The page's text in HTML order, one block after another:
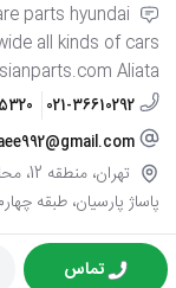
parts hyundai
all kinds of cars
Aliata...
021-36610292
پاساژ پارسیان، طبقه
تماس